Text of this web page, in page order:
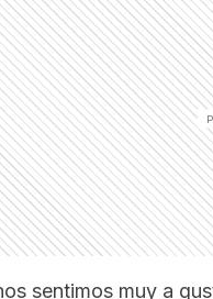
sentimos muy a